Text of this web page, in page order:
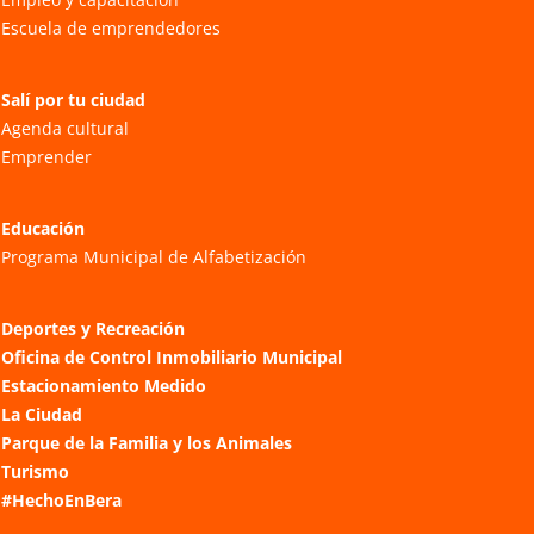
Escuela de emprendedores
Salí por tu ciudad
Agenda cultural
Emprender
Educación
Programa Municipal de Alfabetización
Deportes y Recreación
Oficina de Control Inmobiliario Municipal
Estacionamiento Medido
La Ciudad
Parque de la Familia y los Animales
Turismo
#HechoEnBera